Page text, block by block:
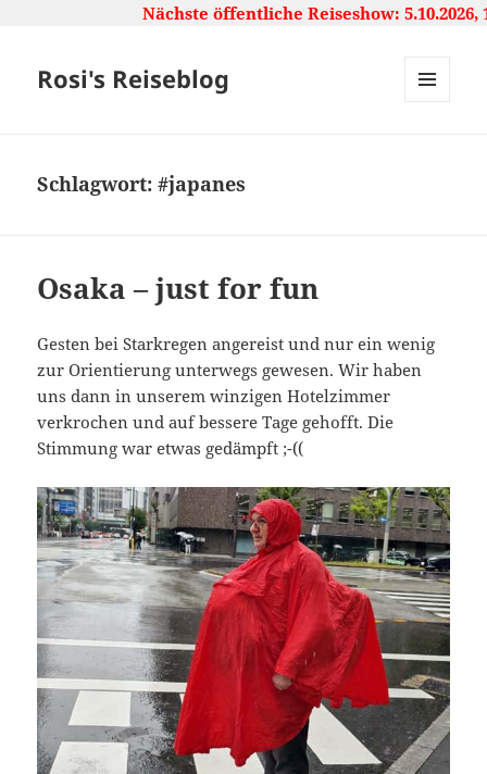
Nächste öffentliche Reiseshow: 5.10.2026,
Rosi's Reiseblog
Schlagwort:#japanes
Osaka – just for fun
Gesten bei Starkregen angereist und nur ein wenig
zur Orientierung unterwegs gewesen. Wir haben
uns dann in unserem winzigen Hotelzimmer
verkrochen und auf bessere Tage gehofft. Die
Stimmung war etwas gedämpft ;-((